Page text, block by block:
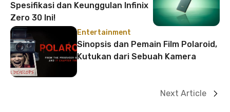
Spesifikasi dan Keunggulan Infinix
Zero 30 Ini!
Entertainment
Sinopsis dan Pemain Film Polaroid,
Kutukan dari Sebuah Kamera
Next Article